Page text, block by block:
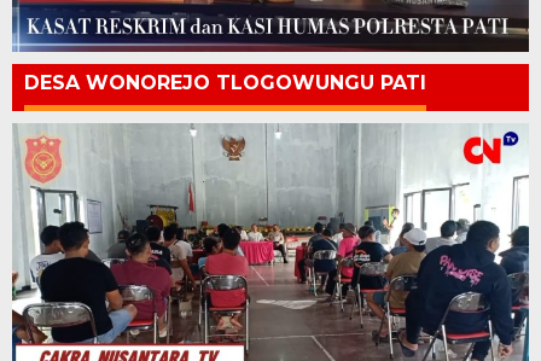
DESA WONOREJO TLOGOWUNGU PATI